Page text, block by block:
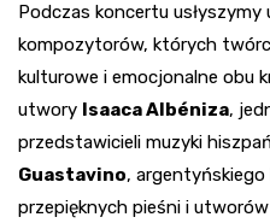
Podczas koncertu
kompozytorów, których
kulturowe i emocjonalne obu
utwory Isaaca Albéniza,
przedstawicieli muzyki
Guastavino,
przepięknych pieśni i